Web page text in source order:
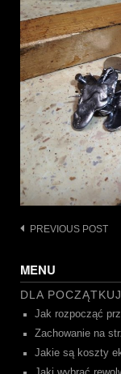
Post
PREVIOUS POST
MENU
DLA
Jak rozpocząć
Zachowanie na
Jakie są koszty